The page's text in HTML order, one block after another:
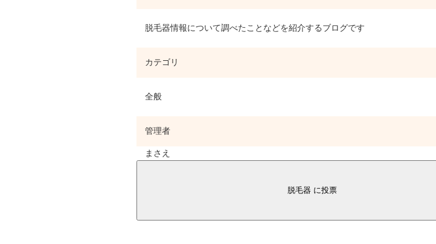
脱毛器情報について調べたことなどを紹介するブログです
カテゴリ
全般
管理者
まさえ